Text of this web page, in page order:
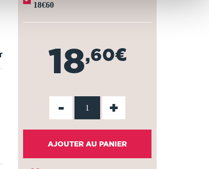
18€60
18,60€
- +
AJOUTER AU PANIER